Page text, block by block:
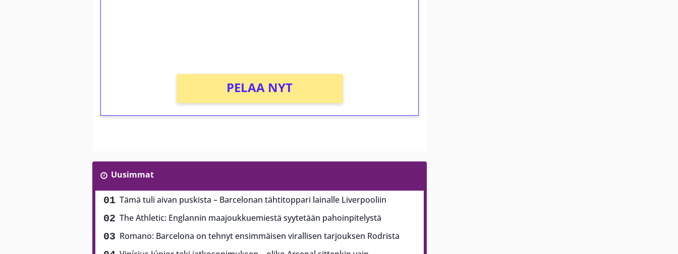
PELAA NYT
Uusimmat
Tämä tuli aivan puskista – Barcelonan tähtitoppari lainalle Liverpooliin
The Athletic: Englannin maajoukkuemiestä syytetään pahoinpitelystä
Romano: Barcelona on tehnyt ensimmäisen virallisen tarjouksen Rodrista